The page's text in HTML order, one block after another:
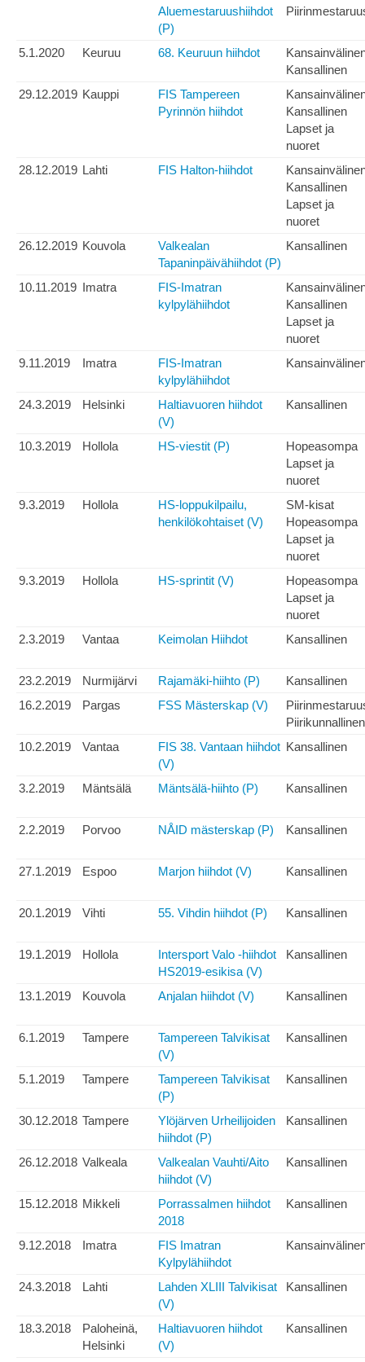
Aluemestaruushiihdot
(P)
5.1.2020 Keuruu 68. Keuruun hiihdot
Kansallinen
29.12.2019 Kauppi
FIS Tampereen
Pyrinnön hiihdot
Kansallinen
Lapset ja
nuoret
28.12.2019 Lahti FIS Halton-hiihdot
Kansallinen
Lapset ja
nuoret
26.12.2019 Kouvola
Valkealan
Tapaninpäivähiihdot (P)
Kansallinen
10.11.2019 Imatra
FIS-Imatran
kylpylähiihdot
Kansallinen
Lapset ja
nuoret
9.11.2019
Imatra
FIS-Imatran
kylpylähiihdot
24.3.2019 Helsinki
Haltiavuoren hiihdot
(V)
Kansallinen
10.3.2019 Hollola HS-viestit (P)
Hopeasompa
Lapset ja
nuoret
9.3.2019
Hollola
HS-loppukilpailu,
henkilökohtaiset (V)
SM-kisat
Hopeasompa
Lapset ja
nuoret
9.3.2019
Hollola HS-sprintit (V)
Hopeasompa
Lapset ja
nuoret
2.3.2019
Vantaa Keimolan Hiihdot Kansallinen
23.2.2019 Nurmijärvi Rajamäki-hiihto (P)
Kansallinen
16.2.2019
Pargas FSS Mästerskap (V)
Piirikunnallinen
10.2.2019
Vantaa
FIS 38. Vantaan hiihdot
(V)
Kansallinen
3.2.2019 Mäntsälä Mäntsälä-hiihto (P) Kansallinen
2.2.2019 Porvoo NÅID mästerskap (P) Kansallinen
27.1.2019 Espoo Marjon hiihdot (V) Kansallinen
20.1.2019 Vihti 55. Vihdin hiihdot (P) Kansallinen
19.1.2019 Hollola
Intersport Valo -hiihdot
HS2019-esikisa (V)
Kansallinen
13.1.2019 Kouvola Anjalan hiihdot (V) Kansallinen
6.1.2019 Tampere
Tampereen Talvikisat
(V)
Kansallinen
5.1.2019 Tampere
Tampereen Talvikisat
(P)
Kansallinen
30.12.2018 Tampere
Ylöjärven Urheilijoiden
hiihdot (P)
Kansallinen
26.12.2018 Valkeala
Valkealan Vauhti/Aito
hiihdot (V)
Kansallinen
15.12.2018 Mikkeli
Porrassalmen hiihdot
2018
Kansallinen
9.12.2018 Imatra
FIS Imatran
Kylpylähiihdot
24.3.2018 Lahti
Lahden XLIII Talvikisat
(V)
Kansallinen
18.3.2018
Paloheinä,
Helsinki
Haltiavuoren hiihdot
(V)
Kansallinen